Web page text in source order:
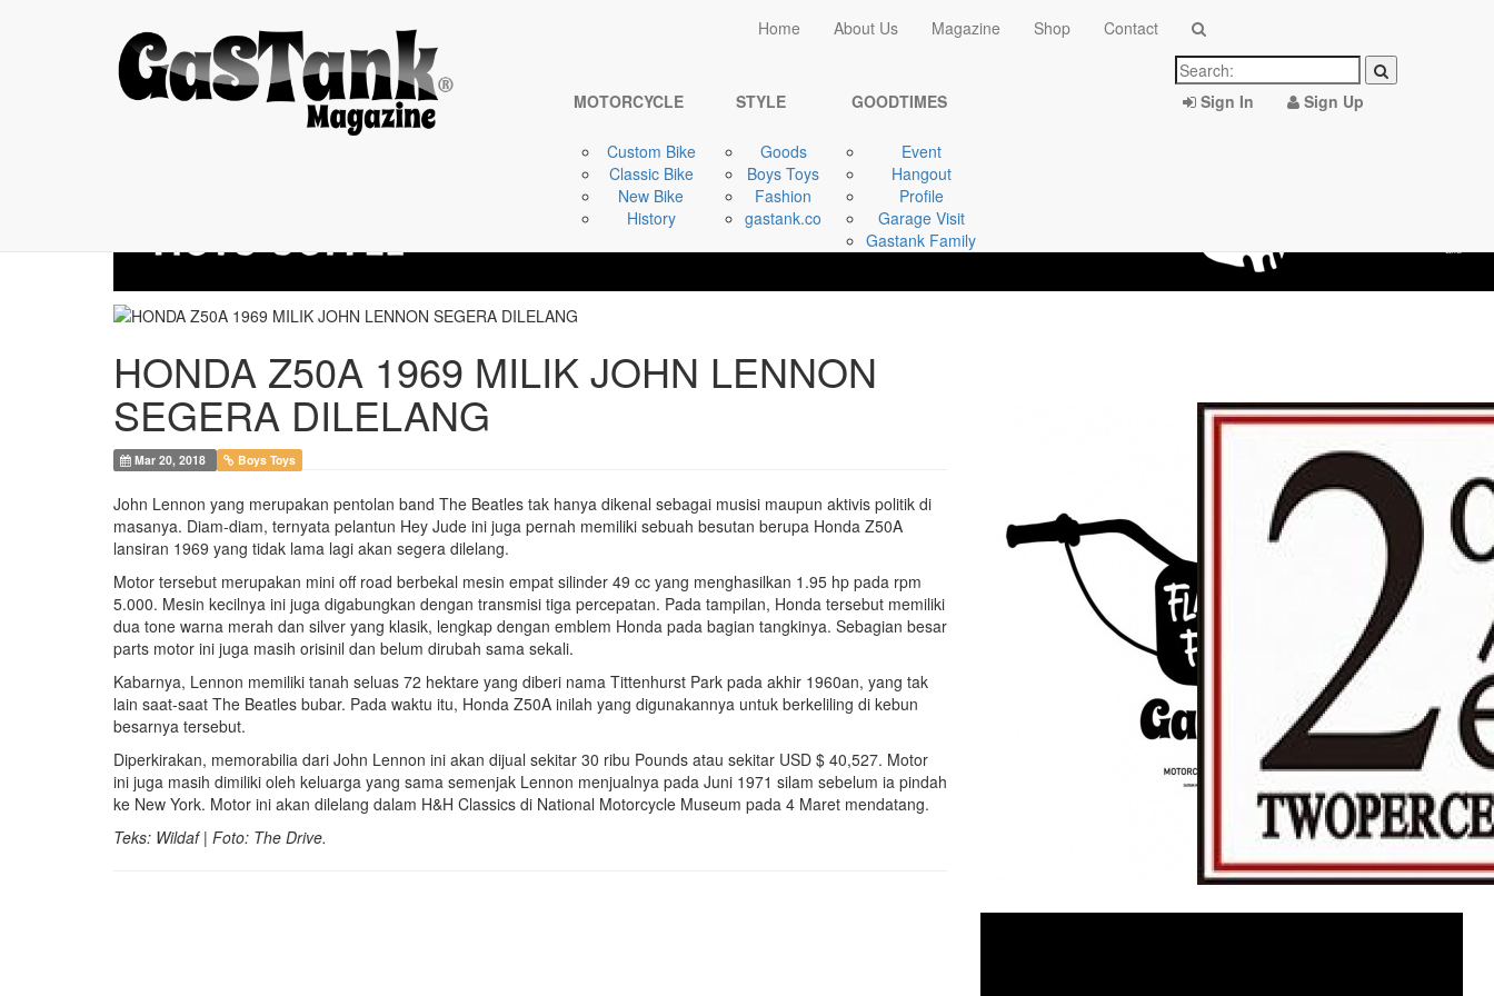
Home About Us Magazine Shop Contact
MOTORCYCLE
Custom Bike
Classic Bike
New Bike
History
STYLE
Goods
Boys Toys
Fashion
gastank.co
GOODTIMES
Event
Hangout
Profile
Garage Visit
Gastank Family
Sign In Sign Up
HONDA Z50A 1969 ...
Home
STYLE
HONDA Z50A 1969 MILIK JOHN LENNON
SEGERA DILELANG
Mar 20, 2018 Boys Toys
John Lennon yang merupakan pentolan band The Beatles tak hanya dikenal sebagai musisi maupun aktivis politik di
masanya. Diam-diam, ternyata pelantun Hey Jude ini juga pernah memiliki sebuah besutan berupa Honda Z50A
lansiran 1969 yang tidak lama lagi akan segera dilelang.
Motor tersebut merupakan mini off road berbekal mesin empat silinder 49 cc yang menghasilkan 1.95 hp pada rpm
5.000. Mesin kecilnya ini juga digabungkan dengan transmisi tiga percepatan. Pada tampilan, Honda tersebut memiliki
dua tone warna merah dan silver yang klasik, lengkap dengan emblem Honda pada bagian tangkinya. Sebagian besar
parts motor ini juga masih orisinil dan belum dirubah sama sekali.
Kabarnya, Lennon memiliki tanah seluas 72 hektare yang diberi nama Tittenhurst Park pada akhir 1960an, yang tak
lain saat-saat The Beatles bubar. Pada waktu itu, Honda Z50A inilah yang digunakannya untuk berkeliling di kebun
besarnya tersebut.
Diperkirakan, memorabilia dari John Lennon ini akan dijual sekitar 30 ribu Pounds atau sekitar USD $ 40,527. Motor
ini juga masih dimiliki oleh keluarga yang sama semenjak Lennon menjualnya pada Juni 1971 silam sebelum ia pindah
ke New York. Motor ini akan dilelang dalam H&H Classics di National Motorcycle Museum pada 4 Maret mendatang.
Teks: Wildaf | Foto: The Drive.